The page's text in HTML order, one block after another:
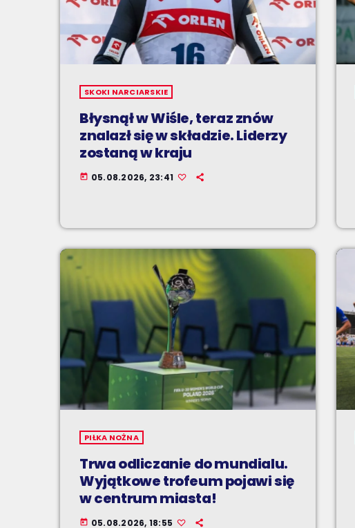
SKOKI NARCIARSKIE
Błysnął w Wiśle, teraz znów
znalazł się w składzie. Liderzy
zostaną w kraju
today 05.08.2026, 23:41
PIŁKA NOŻNA
Trwa odliczanie do mundialu.
Wyjątkowe trofeum pojawi się
w centrum miasta!
today 05.08.2026, 18:55